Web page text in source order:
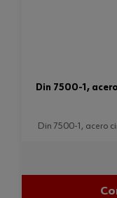
din 7500-1,
din 7500-1, acero